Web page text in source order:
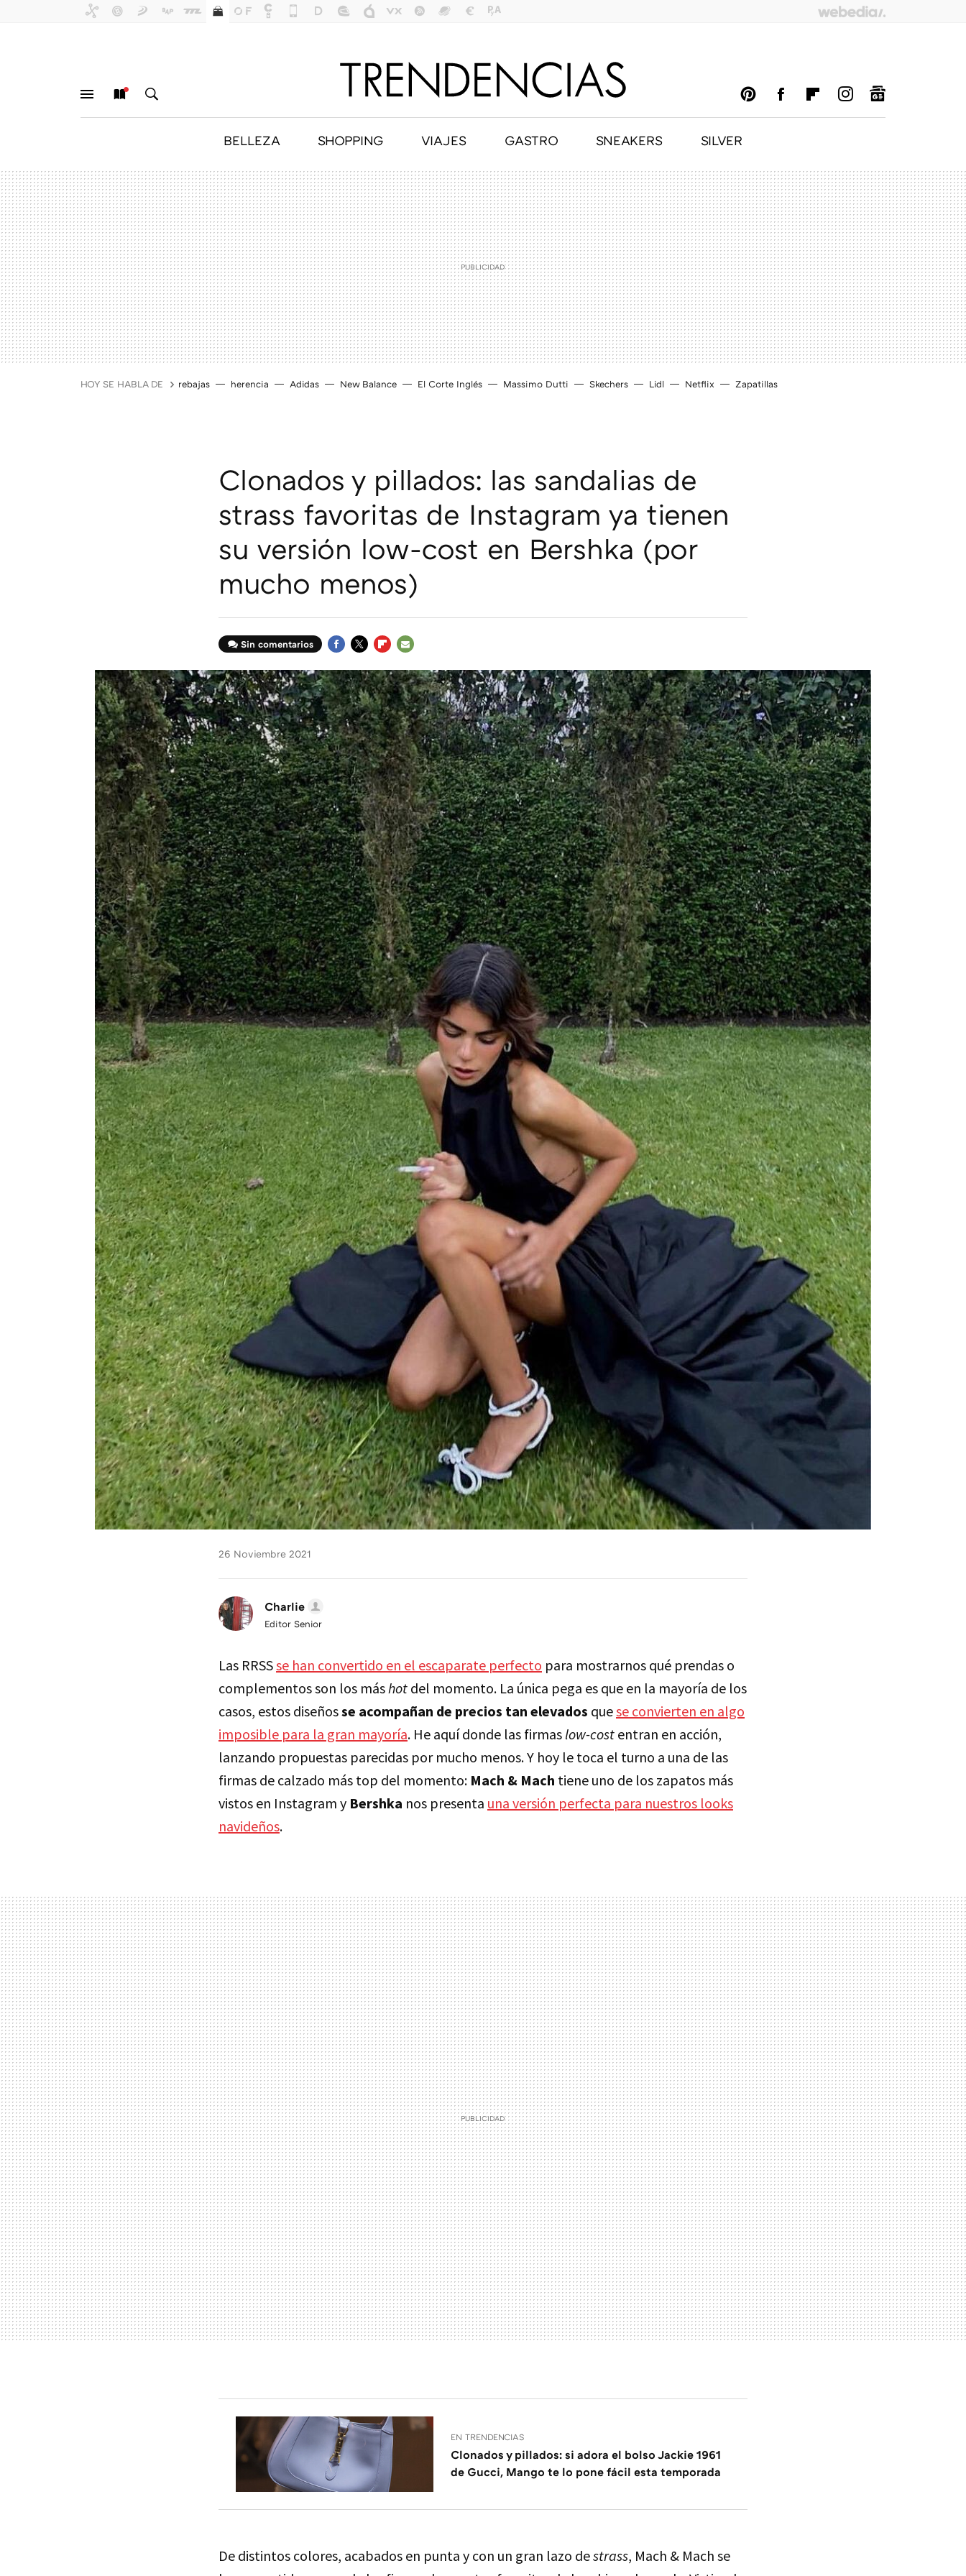
BELLEZA SHOPPING VIAJES GASTRO SNEAKERS SILVER
HOY SE HABLA DE rebajas herencia Adidas New Balance El Corte Inglés Massimo Dutti Skechers Lidl Netflix Zapatillas
Clonados y pillados: las sandalias de
strass favoritas de Instagram ya tienen
su versión low-cost en Bershka (por
mucho menos)
Sin comentarios
MAIL
26 Noviembre 2021
Charlie
Editor Senior
Las RRSSse han convertido en el escaparate perfecto para mostrarnos qué prendas o
complementos son los máshot del momento. La única pega es que en la mayoría de los
casos, estos diseñosse acompañan de precios tan elevados quese convierten en algo
imposible para la gran mayoría. He aquí donde las firmas low-cost entran en acción,
lanzando propuestas parecidas por mucho menos. Y hoy le toca el turno a una de las
firmas de calzado más top del momento: Mach & Mach tiene uno de los zapatos más
vistos en Instagram y Bershka nos presenta una versión perfecta para nuestros looks
navideños.
EN TRENDENCIAS
Clonados y pillados: si adora el bolso Jackie 1961
de Gucci, Mango te lo pone fácil esta temporada
De distintos colores, acabados en punta y con un gran lazo destrass, Mach & Mach se